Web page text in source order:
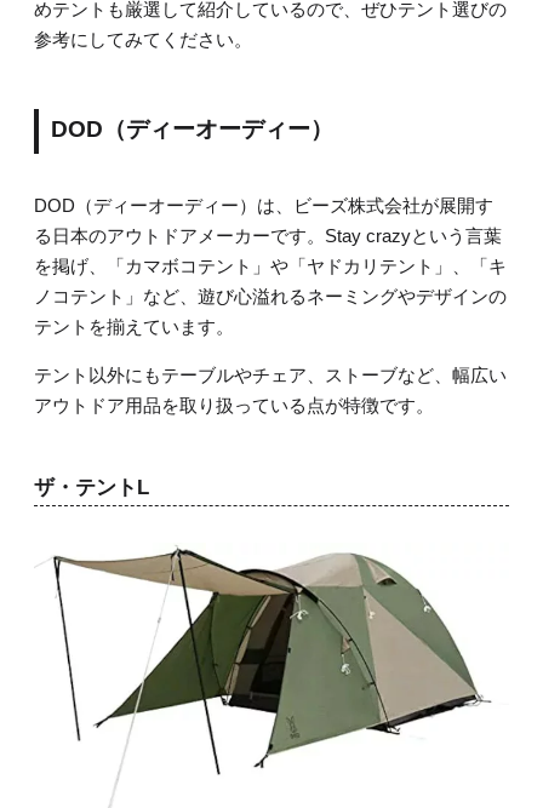
めテントも厳選して紹介しているので、ぜひテント選びの
参考にしてみてください。
DOD（ディーオーディー）
DOD（ディーオーディー）は、ビーズ株式会社が展開す
る日本のアウトドアメーカーです。Stay crazyという言葉
を掲げ、「カマボコテント」や「ヤドカリテント」、「キ
ノコテント」など、遊び心溢れるネーミングやデザインの
テントを揃えています。
テント以外にもテーブルやチェア、ストーブなど、幅広い
アウトドア用品を取り扱っている点が特徴です。
ザ・テントL